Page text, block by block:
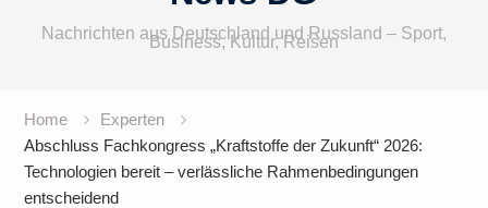
Nachrichten aus Deutschland und Russland – Sport,
Business, Kultur, Reisen
Home
Experten
Abschluss Fachkongress „Kraftstoffe der Zukunft“ 2026:
Technologien bereit – verlässliche Rahmenbedingungen
entscheidend